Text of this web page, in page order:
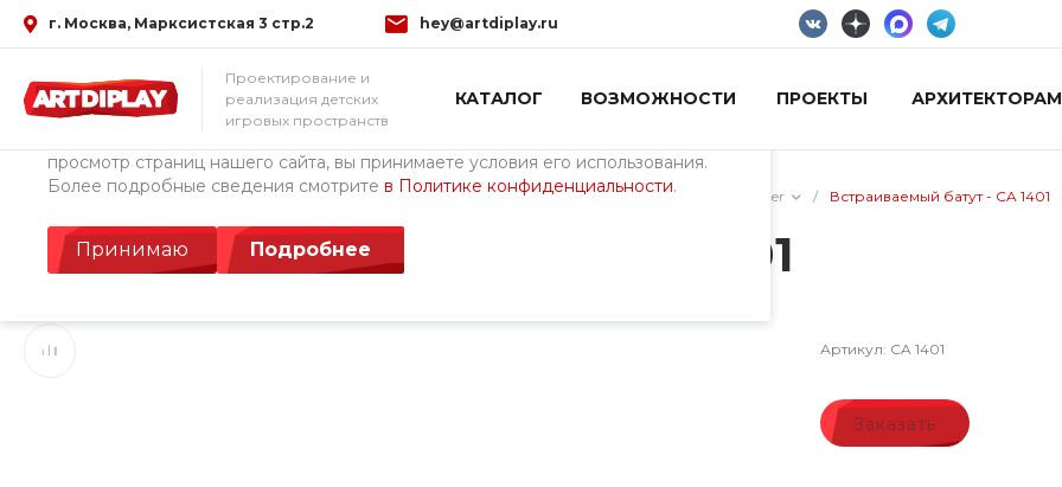
Использование файлов Cookie
Мы используем файлы cookie, разработанные нашими специалистами и
просмотр страниц нашего сайта, вы принимаете условия его использования.
Более подробные сведения смотрите в Политике конфиденциальности.
Принимаю Подробнее
г. Москва, Марксистская 3 стр.2 hey@artdiplay.ru
Проектирование и
реализация детских
игровых пространств
КАТАЛОГ ВОЗМОЖНОСТИ ПРОЕКТЫ
Главная / Каталог товаров / Детские площадки Cemer (Турция) / Встраиваемые батуты Cemer / Встраиваемый батут - CA 1401
Встраиваемый батут - CA 1401
Артикул: CA 1401
Заказать